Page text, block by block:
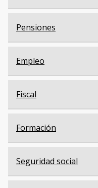
Pensiones
Empleo
Fiscal
Formación
Seguridad social